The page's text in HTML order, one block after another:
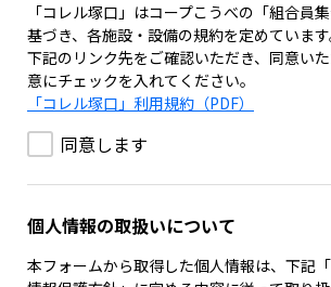
「コレル塚口」はコープこうべの「組合員
基づき、各施設・設備の規約を定めています
下記のリンク先をご確認いただき、同意い
意にチェックを入れてください。
「コレル塚口」利用規約（PDF）
同意します
個人情報の取扱いについて
本フォームから取得した個人情報は、下記